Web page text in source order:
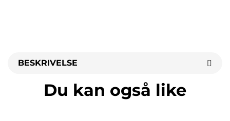
BESKRIVELSE
Du kan også like